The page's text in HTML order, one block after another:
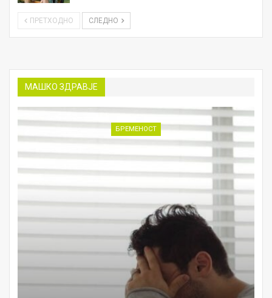
ПРЕТХОДНО СЛЕДНО
МАШКО ЗДРАВЈЕ
БРЕМЕНОСТ